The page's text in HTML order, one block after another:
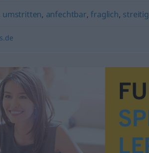
umstritten, anfechtbar,fraglich, streitig